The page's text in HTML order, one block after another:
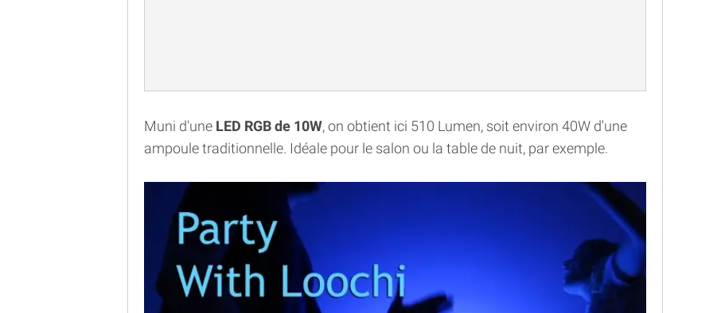
Muni d'une LED RGB de 10W, on obtient ici 510 Lumen, soit environ 40W d'une
ampoule traditionnelle. Idéale pour le salon ou la table de nuit, par exemple.